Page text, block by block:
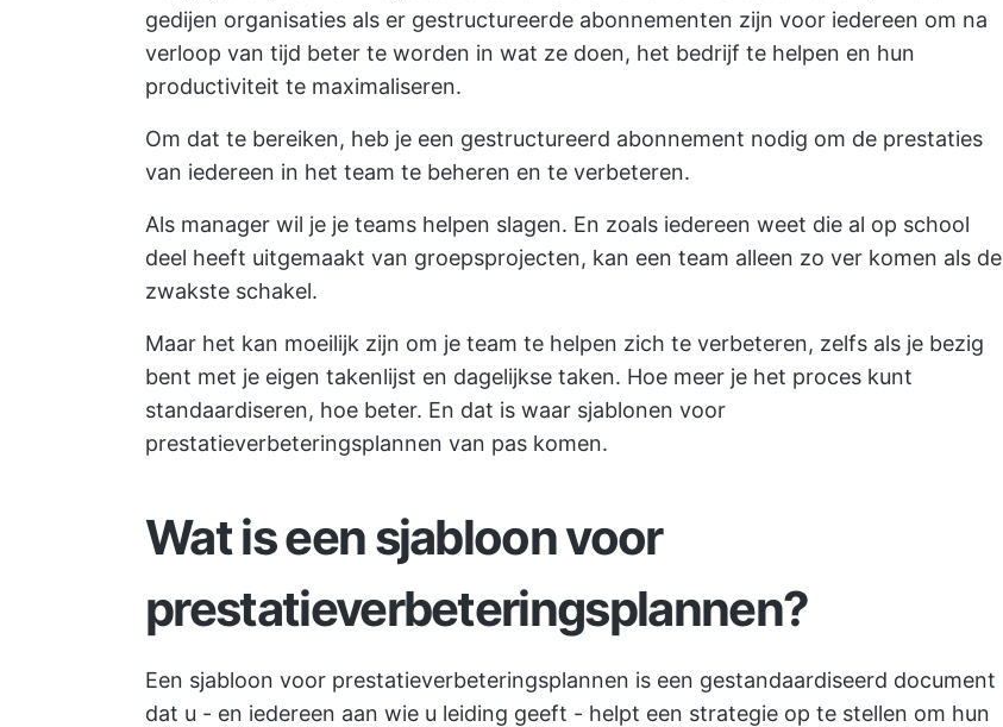
gedijen organisaties als er gestructureerde abonnementen zijn voor iedereen om na
verloop van tijd beter te worden in wat ze doen, het bedrijf te helpen en hun
productiviteit te maximaliseren.
Om dat te bereiken, heb je een gestructureerd abonnement nodig om de prestaties
van iedereen in het team te beheren en te verbeteren.
Als manager wil je je teams helpen slagen. En zoals iedereen weet die al op school
deel heeft uitgemaakt van groepsprojecten, kan een team alleen zo ver komen als de
zwakste schakel.
Maar het kan moeilijk zijn om je team te helpen zich te verbeteren, zelfs als je bezig
bent met je eigen takenlijst en dagelijkse taken. Hoe meer je het proces kunt
standaardiseren, hoe beter. En dat is waar sjablonen voor
prestatieverbeteringsplannen van pas komen.
Wat is een sjabloon voor
prestatieverbeteringsplannen?
Een sjabloon voor prestatieverbeteringsplannen is een gestandaardiseerd document
dat u - en iedereen aan wie u leiding geeft - helpt een strategie op te stellen om hun